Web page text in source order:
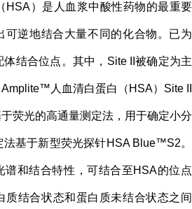
HSA）是人血浆中酸性药物的最重要
可逆地结合大量不同的化合物。已为
结合位点。其中，Site II被确定为主
人血清白蛋白（HSA）Site II
荧光的高通量测定法，用于确定小分
基于新型荧光探针HSA Blue™S2。
谱和结合特性，可结合至HSA的位点
结合状态和蛋白质未结合状态之间